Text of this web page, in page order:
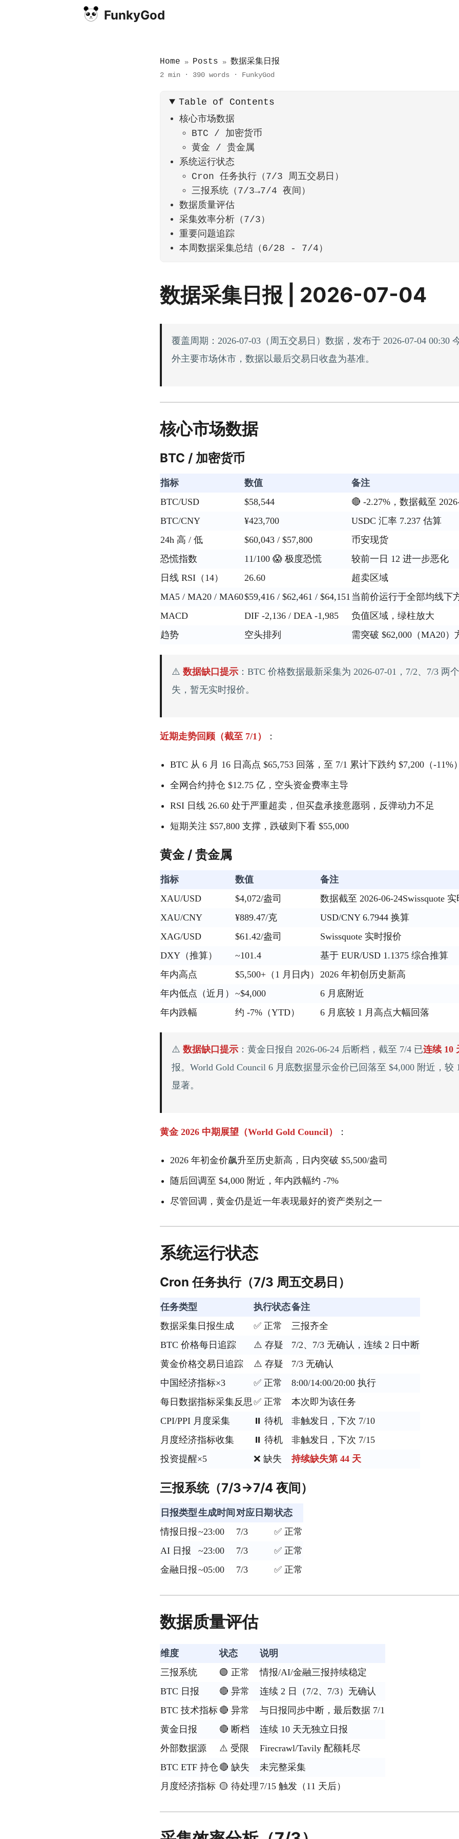
FunkyGod
Home » Posts » 数据采集日报
2 min · 390 words · FunkyGod
Table of Contents
核心市场数据
BTC / 加密货币
黄金 / 贵金属
系统运行状态
Cron 任务执行（7/3 周五交易日）
三报系统（7/3→7/4 夜间）
数据质量评估
采集效率分析（7/3）
重要问题追踪
本周数据采集总结（6/28 - 7/4）
数据采集日报 | 2026-07-04
覆盖周期：2026-07-03（周五交易日）数据，发布于 2026-07-04 00:30
外主要市场休市，数据以最后交易日收盘为基准。
核心市场数据
BTC / 加密货币
指标 数值
备注
BTC/USD
$58,544
🔴 -2.27%，数据截至
BTC/CNY
¥423,700
USDC 汇率 7.237 估算
24h 高 / 低
$60,043 / $57,800
币安现货
恐慌指数
11/100 😱 极度恐慌
较前一日 12 进一步恶化
日线 RSI（14）
26.60
超卖区域
MA5 / MA20 / MA60$59,416 / $62,461 / $64,151 当前价运行于全部均线下
MACD
DIF -2,136 / DEA -1,985
负值区域，绿柱放大
趋势
空头排列 需突破 $62,000（MA20）
⚠️数据缺口提示 ：BTC 价格数据最新采集为 2026-07-01，7/2、7/3 两
失，暂无实时报价。
近期走势回顾（截至 7/1） ：
BTC 从 6 月 16 日高点 $65,753 回落，至 7/1 累计下跌约 $7,200（-11%）
全网合约持仓 $12.75 亿，空头资金费率主导
RSI 日线 26.60 处于严重超卖，但买盘承接意愿弱，反弹动力不足
短期关注 $57,800 支撑，跌破则下看 $55,000
黄金 / 贵金属
指标 数值
备注
XAU/USD
$4,072/盎司
数据截至 2026-06-24Swissquote
XAU/CNY
¥889.47/克
USD/CNY 6.7944 换算
XAG/USD
$61.42/盎司
Swissquote 实时报价
DXY（推算）
~101.4
基于 EUR/USD 1.1375 综合推算
年内高点
$5,500+（1 月日内） 2026 年初创历史新高
年内低点（近月） ~$4,000
6 月底附近
年内跌幅
约 -7%（YTD） 6 月底较 1 月高点大幅回落
⚠️数据缺口提示 ：黄金日报自 2026-06-24 后断档，截至 7/4 已连续 10
报。World Gold Council 6 月底数据显示金价已回落至 $4,000 附近，较
显著。
黄金 2026 中期展望（World Gold Council） ：
2026 年初金价飙升至历史新高，日内突破 $5,500/盎司
随后回调至 $4,000 附近，年内跌幅约 -7%
尽管回调，黄金仍是近一年表现最好的资产类别之一
系统运行状态
Cron 任务执行（7/3 周五交易日）
任务类型 执行状态备注
数据采集日报生成
✅ 正常
三报齐全
BTC 价格每日追踪
⚠️ 存疑
7/2、7/3 无确认，连续 2 日中断
黄金价格交易日追踪
⚠️ 存疑
7/3 无确认
中国经济指标×3
✅ 正常
8:00/14:00/20:00 执行
每日数据指标采集反思✅ 正常
本次即为该任务
CPI/PPI 月度采集
⏸️ 待机
非触发日，下次 7/10
月度经济指标收集
⏸️ 待机
非触发日，下次 7/15
投资提醒×5
❌ 缺失 持续缺失第 44 天
三报系统（7/3→7/4 夜间）
日报类型生成时间 对应日期 状态
情报日报~23:00 7/3
✅ 正常
AI 日报
~23:00 7/3
✅ 正常
金融日报~05:00 7/3 ✅ 正常
数据质量评估
维度 状态
说明
三报系统
🟢 正常
情报/AI/金融三报持续稳定
BTC 日报
🔴 异常
连续 2 日（7/2、7/3）无确认
BTC 技术指标 🔴 异常
与日报同步中断，最后数据 7/1
黄金日报
🔴 断档
连续 10 天无独立日报
外部数据源
⚠️ 受限
Firecrawl/Tavily 配额耗尽
BTC ETF 持仓 🔴 缺失
未完整采集
月度经济指标 🟡 待处理 7/15 触发（11 天后）